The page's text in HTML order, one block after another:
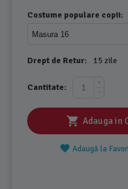
Costume populare copii:
Drept de Retur: 15 zile
Cantitate:
+
−
Adauga in
Adaugă la